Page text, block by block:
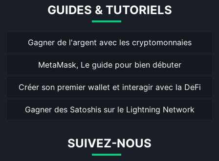
GUIDES & TUTORIELS
Gagner de l'argent avec les cryptomonnaies
MetaMask, Le guide pour bien débuter
Créer son premier wallet et interagir avec la DeFi
Gagner des Satoshis sur le Lightning Network
SUIVEZ-NOUS